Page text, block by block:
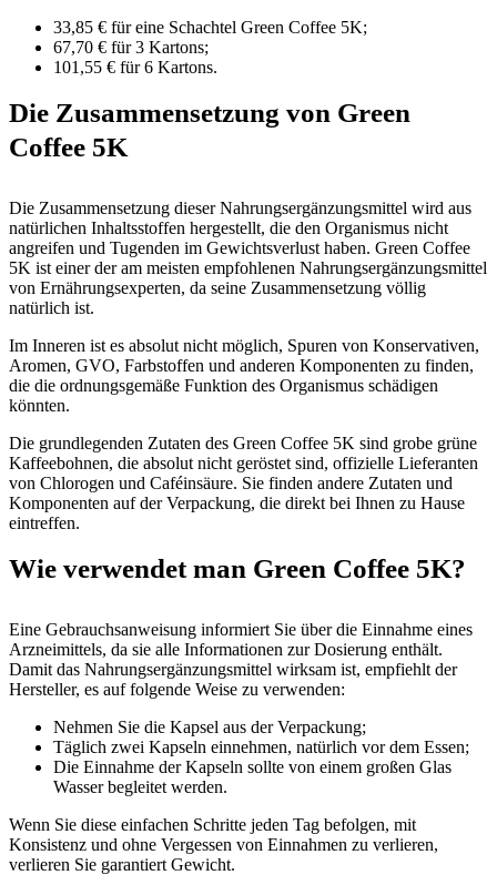
33,85 € für eine Schachtel Green Coffee 5K;
67,70 € für 3 Kartons;
101,55 € für 6 Kartons.
Die Zusammensetzung von Green
Coffee 5K
Die Zusammensetzung dieser Nahrungsergänzungsmittel wird aus
natürlichen Inhaltsstoffen hergestellt, die den Organismus nicht
angreifen und Tugenden im Gewichtsverlust haben. Green Coffee
5K ist einer der am meisten empfohlenen Nahrungsergänzungsmittel
von Ernährungsexperten, da seine Zusammensetzung völlig
natürlich ist.
Im Inneren ist es absolut nicht möglich, Spuren von Konservativen,
Aromen, GVO, Farbstoffen und anderen Komponenten zu finden,
die die ordnungsgemäße Funktion des Organismus schädigen
könnten.
Die grundlegenden Zutaten des Green Coffee 5K sind grobe grüne
Kaffeebohnen, die absolut nicht geröstet sind, offizielle Lieferanten
von Chlorogen und Caféinsäure. Sie finden andere Zutaten und
Komponenten auf der Verpackung, die direkt bei Ihnen zu Hause
eintreffen.
Wie verwendet man Green Coffee 5K?
Eine Gebrauchsanweisung informiert Sie über die Einnahme eines
Arzneimittels, da sie alle Informationen zur Dosierung enthält.
Damit das Nahrungsergänzungsmittel wirksam ist, empfiehlt der
Hersteller, es auf folgende Weise zu verwenden:
Nehmen Sie die Kapsel aus der Verpackung;
Täglich zwei Kapseln einnehmen, natürlich vor dem Essen;
Die Einnahme der Kapseln sollte von einem großen Glas
Wasser begleitet werden.
Wenn Sie diese einfachen Schritte jeden Tag befolgen, mit
Konsistenz und ohne Vergessen von Einnahmen zu verlieren,
verlieren Sie garantiert Gewicht.